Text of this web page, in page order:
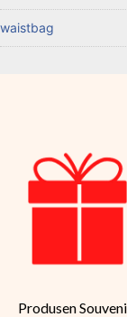
waistbag
Produsen